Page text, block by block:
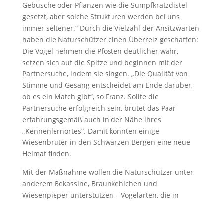
Gebüsche oder Pflanzen wie die Sumpfkratzdistel
gesetzt, aber solche Strukturen werden bei uns
immer seltener.“ Durch die Vielzahl der Ansitzwarten
haben die Naturschützer einen Überreiz geschaffen:
Die Vögel nehmen die Pfosten deutlicher wahr,
setzen sich auf die Spitze und beginnen mit der
Partnersuche, indem sie singen. „Die Qualität von
Stimme und Gesang entscheidet am Ende darüber,
ob es ein Match gibt“, so Franz. Sollte die
Partnersuche erfolgreich sein, brütet das Paar
erfahrungsgemäß auch in der Nähe ihres
„Kennenlernortes“. Damit könnten einige
Wiesenbrüter in den Schwarzen Bergen eine neue
Heimat finden.
Mit der Maßnahme wollen die Naturschützer unter
anderem Bekassine, Braunkehlchen und
Wiesenpieper unterstützen – Vogelarten, die in